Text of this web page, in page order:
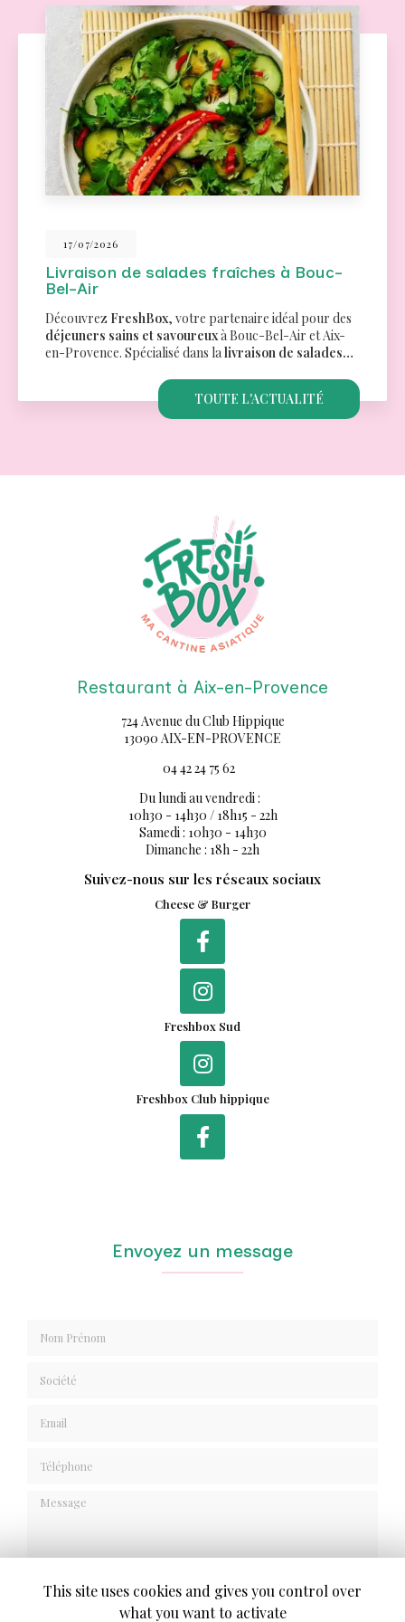
26/06/2026
Traiteur pour un séminaire à Aix-en-
Provence
Des menus variés pour tous les goûtsChezFreshBox,
nous comprenons l'importance de proposer des
options culinaires qui répondent aux besoins et
TOUTE L'ACTUALITÉ
724 Avenue du Club Hippique
Du lundi au vendredi :
10h30 - 14h30 / 18h15 - 22h
Samedi : 10h30 - 14h30
Suivez-nous sur les réseaux sociaux
Cheese & Burger
Freshbox Sud
Freshbox Club hippique
Envoyez un message
Nom Prénom
Société
Email
Téléphone
This site uses cookies and gives you control over
what you want to activate